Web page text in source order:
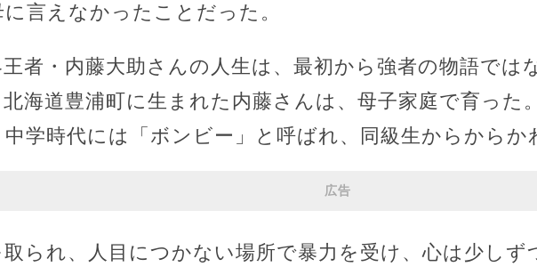
言えなかったことだった。
王者・内藤大助さんの人生は、最初から強者の物語では
北海道豊浦町に生まれた内藤さんは、母子家庭で育った
中学時代には「ボンビー」と呼ばれ、同級生からから
広告
られ、人目につかない場所で暴力を受け、心は少し